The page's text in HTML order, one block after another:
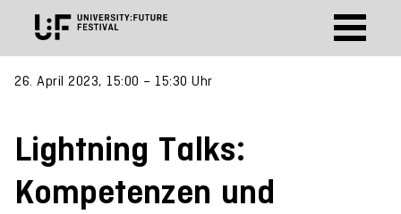
26. April 2023, 15:00 – 15:30 Uhr
Lightning Talks:
Kompetenzen und